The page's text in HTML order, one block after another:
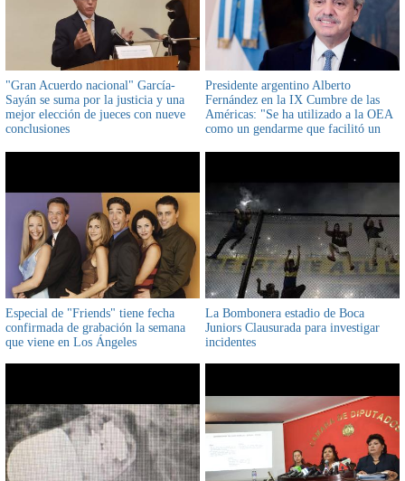
"Gran Acuerdo nacional" García-
Sayán se suma por la justicia y una
mejor elección de jueces con nueve
conclusiones
Presidente argentino Alberto
Fernández en la IX Cumbre de las
Américas: "Se ha utilizado a la OEA
como un gendarme que facilitó un
Especial de "Friends" tiene fecha
confirmada de grabación la semana
que viene en Los Ángeles
La Bombonera estadio de Boca
Juniors Clausurada para investigar
incidentes